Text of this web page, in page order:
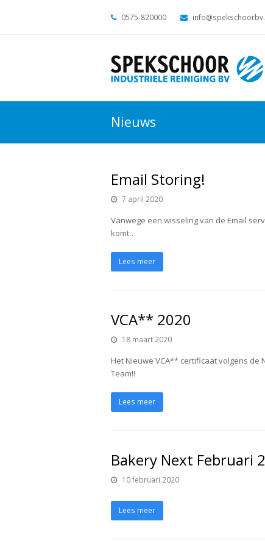
0575-820000
Nieuws
Email Storing!
7 april 2020
Vanwege een wisseling van de Email
komt…
Lees meer
VCA** 2020
18 maart 2020
Het Nieuwe VCA** certificaat volgens de
Team!!
Lees meer
Bakery Next Februari
10 februari 2020
Lees meer